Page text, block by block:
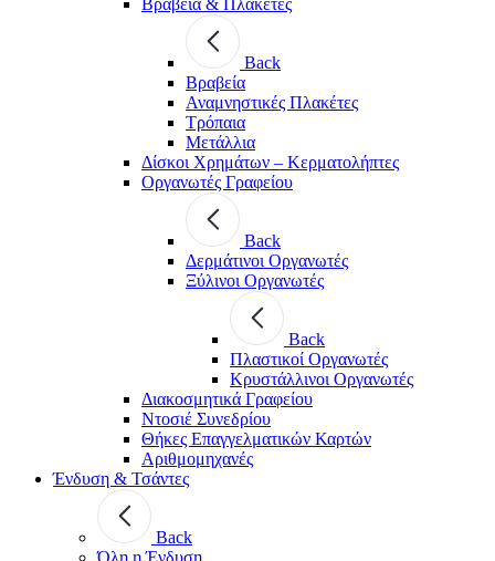
Back
Βραβεία
Αναμνηστικές Πλακέτες
Τρόπαια
Μετάλλια
Δίσκοι Χρημάτων – Κερματολήπτες
Οργανωτές Γραφείου
Back
Δερμάτινοι Οργανωτές
Ξύλινοι Οργανωτές
Back
Πλαστικοί Οργανωτές
Κρυστάλλινοι Οργανωτές
Διακοσμητικά Γραφείου
Ντοσιέ Συνεδρίου
Θήκες Επαγγελματικών Καρτών
Αριθμομηχανές
Ένδυση & Τσάντες
Back
Όλη η Ένδυση